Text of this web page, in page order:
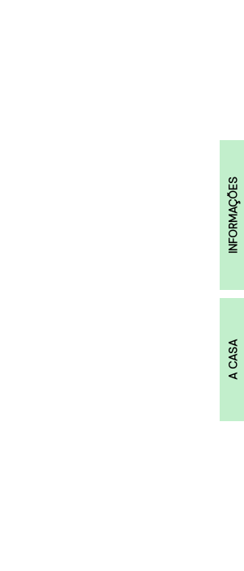
INFORMAÇÕES
A CASA